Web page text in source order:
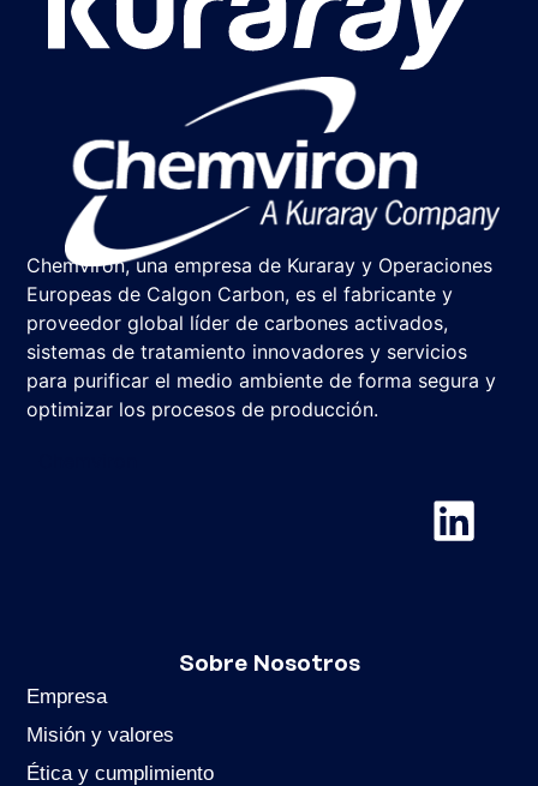
Chemviron, una empresa de Kuraray y Operaciones
Europeas de Calgon Carbon, es el fabricante y
proveedor global líder de carbones activados,
sistemas de tratamiento innovadores y servicios
para purificar el medio ambiente de forma segura y
optimizar los procesos de producción.
Sobre Nosotros
Empresa
Misión y valores
Ética y cumplimiento